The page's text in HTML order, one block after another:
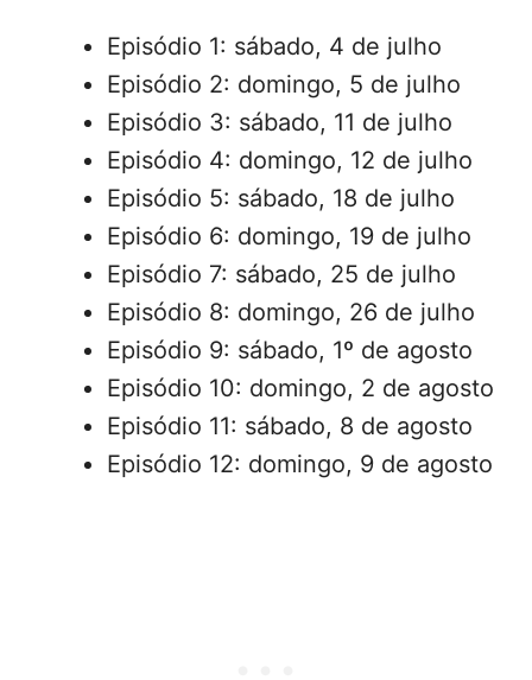
Episódio 1: sábado, 4 de julho
Episódio 2: domingo, 5 de julho
Episódio 3: sábado, 11 de julho
Episódio 4: domingo, 12 de julho
Episódio 5: sábado, 18 de julho
Episódio 6: domingo, 19 de julho
Episódio 7: sábado, 25 de julho
Episódio 8: domingo, 26 de julho
Episódio 9: sábado, 1º de agosto
Episódio 10: domingo, 2 de agosto
Episódio 11: sábado, 8 de agosto
Episódio 12: domingo, 9 de agosto